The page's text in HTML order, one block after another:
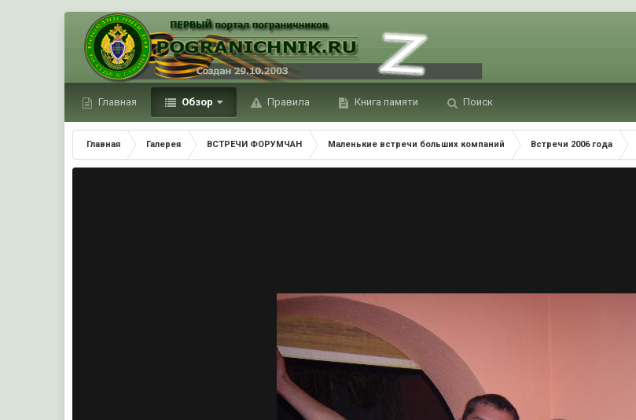
Главная Обзор Правила Книга памяти Поиск
Главная Галерея ВСТРЕЧИ ФОРУМЧАН Маленькие встречи больших компаний Встречи 2006 года